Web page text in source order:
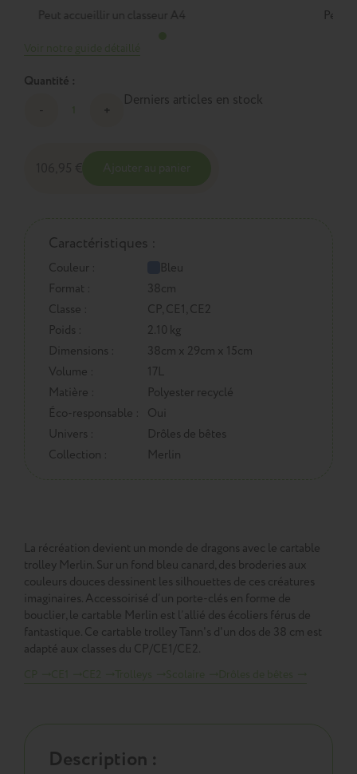
Peut accueillir un classeur A4
Peut
Quantité :
Derniers articles en stock
Caractéristiques :
Couleur :
Bleu
Format :
38cm
Classe :
CP, CE1, CE2
Poids :
2.10 kg
Dimensions :
38cm x 29cm x 15cm
Volume :
17L
Matière :
Polyester recyclé
Éco-responsable :
Oui
Univers :
Drôles de bêtes
Collection :
Merlin
La récréation devient un monde de dragons avec le cartable
trolley Merlin. Sur un fond bleu canard, des broderies aux
couleurs douces dessinent les silhouettes de ces créatures
imaginaires. Accessoirisé d’un porte-clés en forme de
bouclier, le cartable Merlin est l’allié des écoliers férus de
fantastique. Ce cartable trolley Tann's d'un dos de 38 cm est
adapté aux classes du CP/CE1/CE2.
Description :